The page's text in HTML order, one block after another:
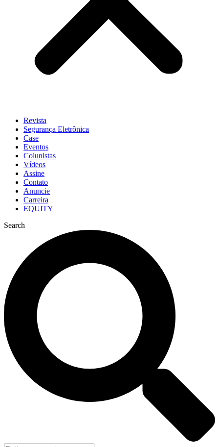
Revista
Segurança Eletrônica
Case
Eventos
Colunistas
Vídeos
Assine
Contato
Anuncie
Carreira
EQUITY
Search